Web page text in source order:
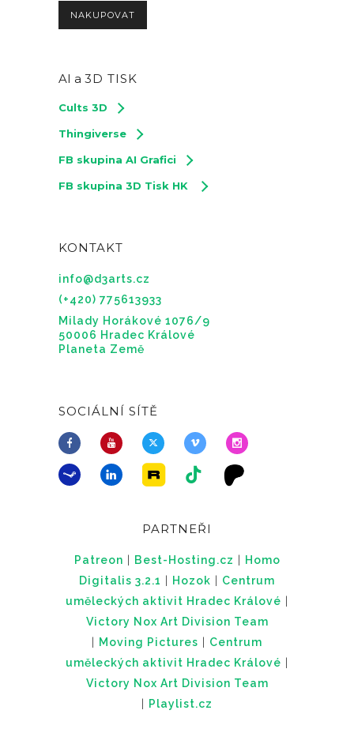
NAKUPOVAT
AI a 3D TISK
Cults 3D
Thingiverse
FB skupina AI Grafici
FB skupina 3D Tisk HK
KONTAKT
info@d3arts.cz
(+420) 775613933
Milady Horákové 1076/9
50006 Hradec Králové
Planeta Země
SOCIÁLNÍ SÍTĚ
PARTNEŘI
Patreon Best-Hosting.cz
Homo
Digitalis 3.2.1
Hozok
Centrum
uměleckých aktivit Hradec Králové
Victory Nox Art Division Team
Moving Pictures
Centrum
uměleckých aktivit Hradec Králové
Victory Nox Art Division Team
Playlist.cz